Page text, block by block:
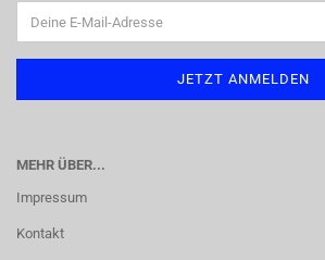
MEHR ÜBER...
Impressum
Kontakt